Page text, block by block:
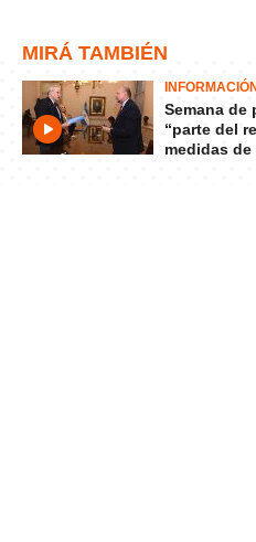
MIRÁ TAMBIÉN
Semana de
“parte del
medidas de